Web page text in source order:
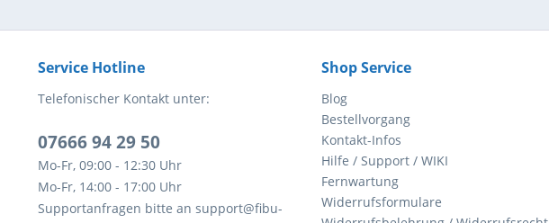
Service Hotline
Telefonischer Kontakt unter:
07666 94 29 50
Mo-Fr, 09:00 - 12:30 Uhr
Mo-Fr, 14:00 - 17:00 Uhr
Supportanfragen bitte an support@fibu-
Shop Service
Blog
Bestellvorgang
Kontakt-Infos
Hilfe / Support / WIKI
Fernwartung
Widerrufsformulare